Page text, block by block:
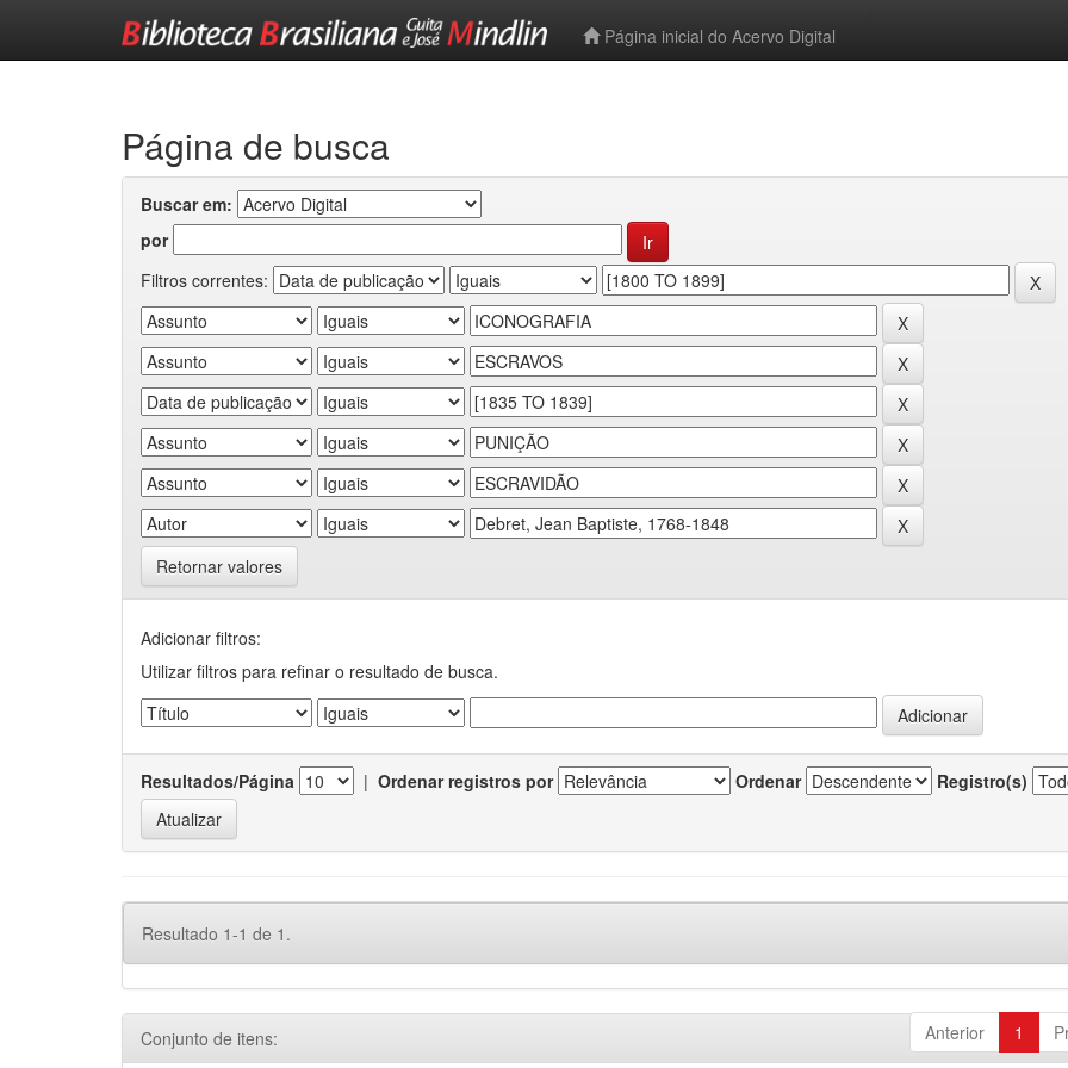
Página inicial do Acervo Digital
Página de busca
Buscar em:
por
Filtros correntes:
Retornar valores
Adicionar filtros:
Utilizar filtros para refinar o resultado de busca.
Resultados/Página | Ordenar registros por Ordenar Registro(s)
Resultado 1-1 de 1.
Anterior 1
Conjunto de itens: